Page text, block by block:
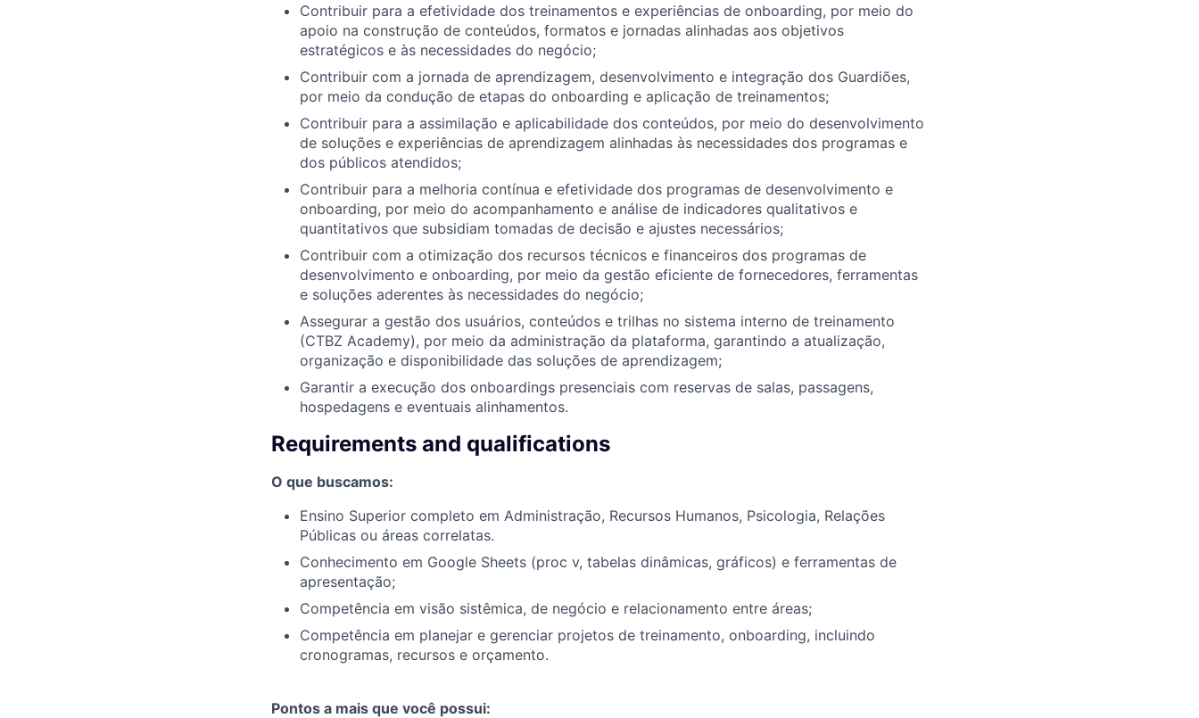
Contribuir para a efetividade dos treinamentos e experiências de onboarding, por meio do
apoio na construção de conteúdos, formatos e jornadas alinhadas aos objetivos
estratégicos e às necessidades do negócio;
Contribuir com a jornada de aprendizagem, desenvolvimento e integração dos Guardiões,
por meio da condução de etapas do onboarding e aplicação de treinamentos;
Contribuir para a assimilação e aplicabilidade dos conteúdos, por meio do desenvolvimento
de soluções e experiências de aprendizagem alinhadas às necessidades dos programas e
dos públicos atendidos;
Contribuir para a melhoria contínua e efetividade dos programas de desenvolvimento e
onboarding, por meio do acompanhamento e análise de indicadores qualitativos e
quantitativos que subsidiam tomadas de decisão e ajustes necessários;
Contribuir com a otimização dos recursos técnicos e financeiros dos programas de
desenvolvimento e onboarding, por meio da gestão eficiente de fornecedores, ferramentas
e soluções aderentes às necessidades do negócio;
Assegurar a gestão dos usuários, conteúdos e trilhas no sistema interno de treinamento
(CTBZ Academy), por meio da administração da plataforma, garantindo a atualização,
organização e disponibilidade das soluções de aprendizagem;
Garantir a execução dos onboardings presenciais com reservas de salas, passagens,
hospedagens e eventuais alinhamentos.
Requirements and qualifications
O que buscamos:
Ensino Superior completo em Administração, Recursos Humanos, Psicologia, Relações
Públicas ou áreas correlatas.
Conhecimento em Google Sheets (proc v, tabelas dinâmicas, gráficos) e ferramentas de
apresentação;
Competência em visão sistêmica, de negócio e relacionamento entre áreas;
Competência em planejar e gerenciar projetos de treinamento, onboarding, incluindo
cronogramas, recursos e orçamento.
Pontos a mais que você possui: